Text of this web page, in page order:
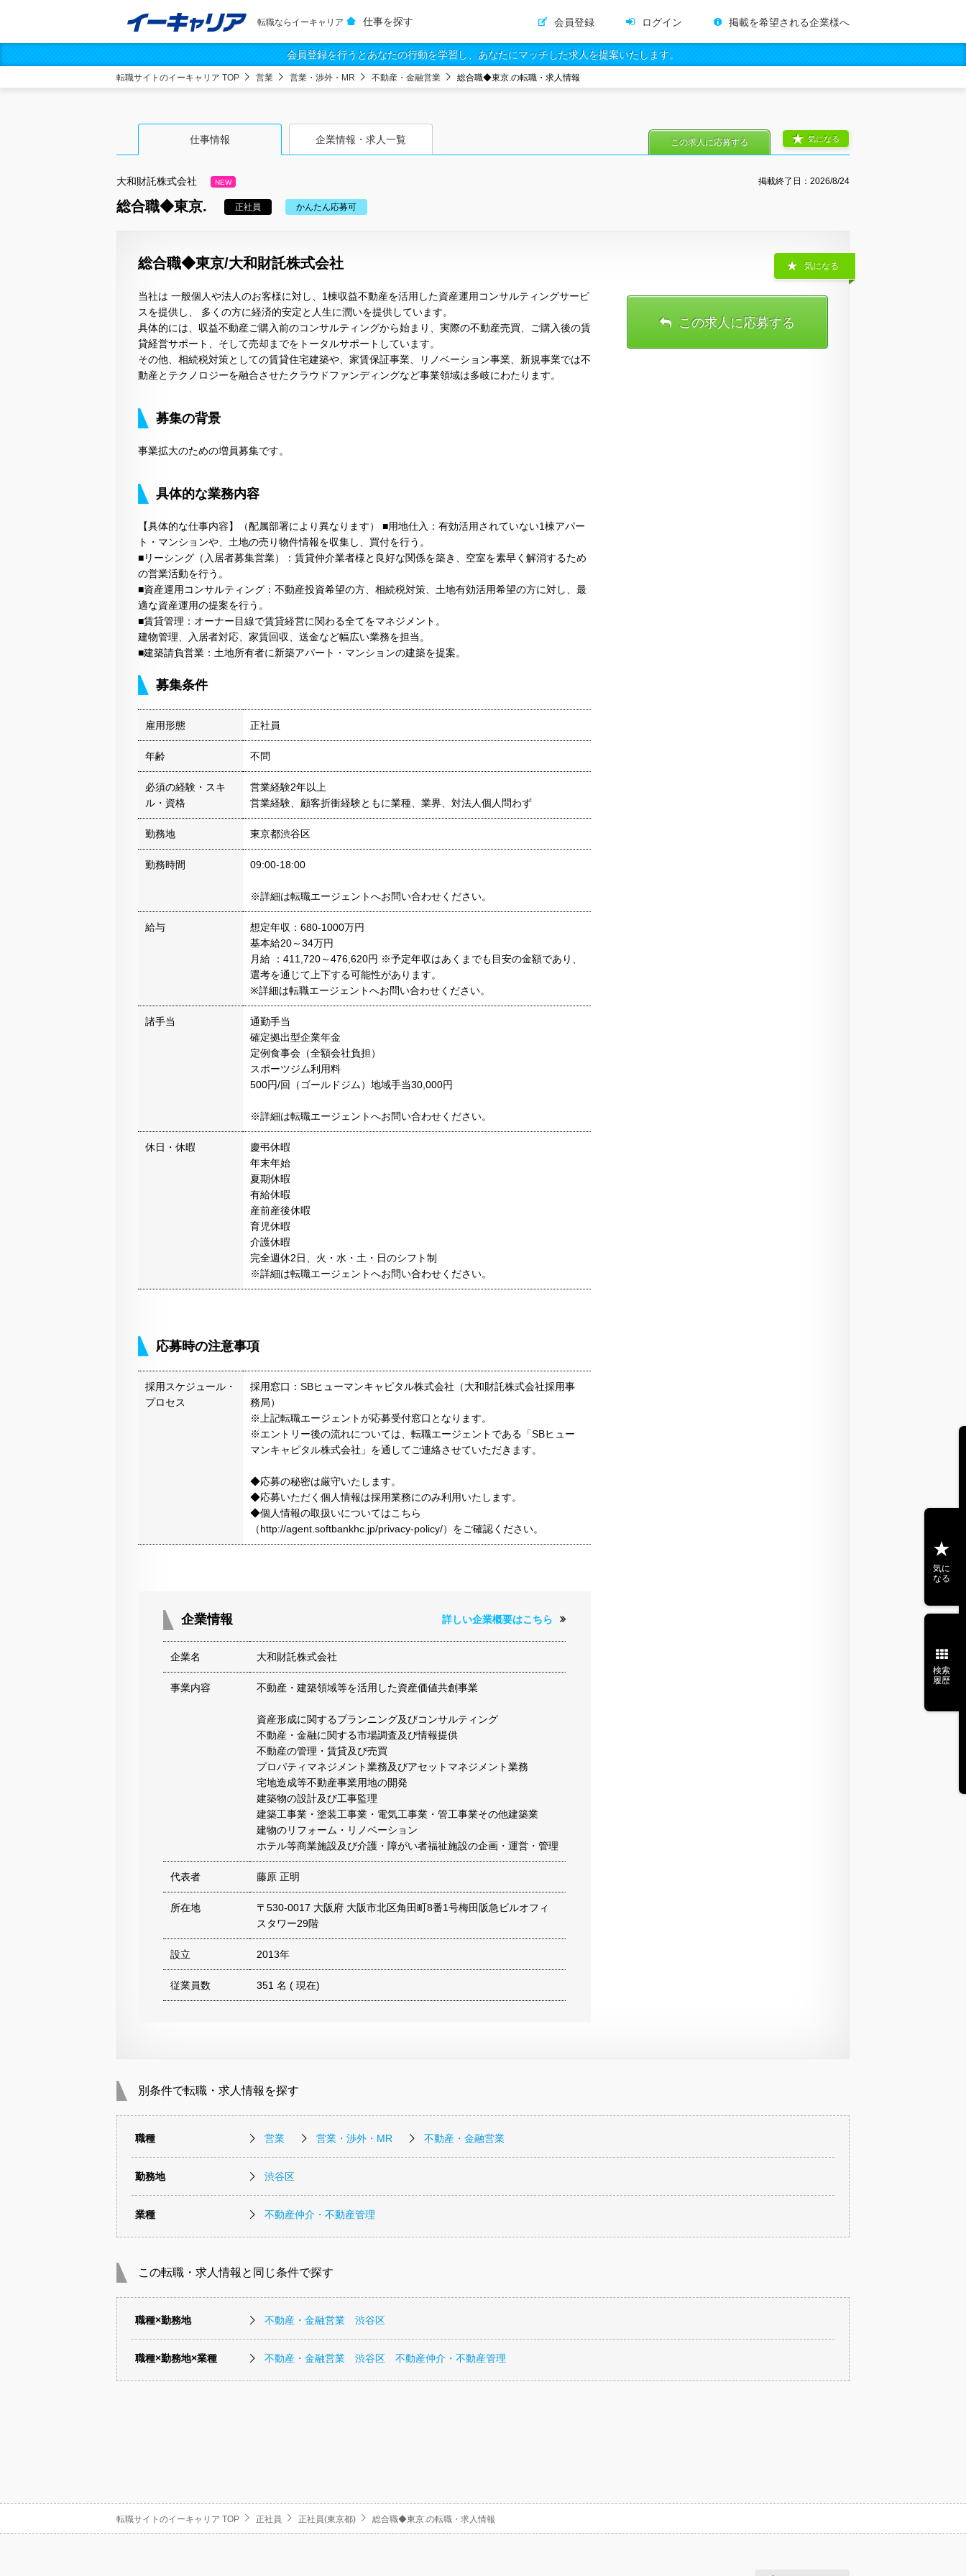
転職ならイーキャリア 仕事を探す 会員登録 ログイン 掲載を希望される企業様へ
会員登録を行うとあなたの行動を学習し、あなたにマッチした求人を提案いたします。
転職サイトのイーキャリア TOP 営業 営業・渉外・MR 不動産・金融営業 総合職◆東京.の転職・求人情報
仕事情報 企業情報・求人一覧
大和財託株式会社 NEW 掲載終了日： 2026/8/24
総合職◆東京. 正社員 かんたん応募可
気になる
この求人に応募する
総合職◆東京/大和財託株式会社
当社は 一般個人や法人のお客様に対し、1棟収益不動産を活用した資産運用コンサルティングサービ
スを提供し、 多くの方に経済的安定と人生に潤いを提供しています。
具体的には、収益不動産ご購入前のコンサルティングから始まり、実際の不動産売買、ご購入後の賃
貸経営サポート、そして売却までをトータルサポートしています。
その他、相続税対策としての賃貸住宅建築や、家賃保証事業、リノベーション事業、新規事業では不
動産とテクノロジーを融合させたクラウドファンディングなど事業領域は多岐にわたります。
募集の背景
事業拡大のための増員募集です。
具体的な業務内容
【具体的な仕事内容】（配属部署により異なります） ■用地仕入：有効活用されていない1棟アパー
ト・マンションや、土地の売り物件情報を収集し、買付を行う。
■リーシング（入居者募集営業）：賃貸仲介業者様と良好な関係を築き、空室を素早く解消するため
の営業活動を行う。
■資産運用コンサルティング：不動産投資希望の方、相続税対策、土地有効活用希望の方に対し、最
適な資産運用の提案を行う。
■賃貸管理：オーナー目線で賃貸経営に関わる全てをマネジメント。
建物管理、入居者対応、家賃回収、送金など幅広い業務を担当。
■建築請負営業：土地所有者に新築アパート・マンションの建築を提案。
募集条件
雇用形態 正社員
年齢 不問
必須の経験・スキ
ル・資格
営業経験2年以上
営業経験、顧客折衝経験ともに業種、業界、対法人個人問わず
勤務地 東京都渋谷区
勤務時間 09:00-18:00
※詳細は転職エージェントへお問い合わせください。
給与
想定年収：680-1000万円
基本給20～34万円
月給 ：411,720～476,620円 ※予定年収はあくまでも目安の金額であり、
選考を通じて上下する可能性があります。
※詳細は転職エージェントへお問い合わせください。
諸手当
通勤手当
確定拠出型企業年金
定例食事会（全額会社負担）
スポーツジム利用料
500円/回（ゴールドジム）地域手当30,000円
※詳細は転職エージェントへお問い合わせください。
休日・休暇
慶弔休暇
年末年始
夏期休暇
有給休暇
産前産後休暇
育児休暇
介護休暇
完全週休2日、火・水・土・日のシフト制
※詳細は転職エージェントへお問い合わせください。
応募時の注意事項
採用スケジュール・
プロセス
採用窓口：SBヒューマンキャピタル株式会社（大和財託株式会社採用事
務局）
※上記転職エージェントが応募受付窓口となります。
※エントリー後の流れについては、転職エージェントである「SBヒュー
マンキャピタル株式会社」を通してご連絡させていただきます。
◆応募の秘密は厳守いたします。
◆応募いただく個人情報は採用業務にのみ利用いたします。
◆個人情報の取扱いについてはこちら
（http://agent.softbankhc.jp/privacy-policy/）をご確認ください。
企業情報 詳しい企業概要はこちら
企業名 大和財託株式会社
事業内容 不動産・建築領域等を活用した資産価値共創事業
資産形成に関するプランニング及びコンサルティング
不動産・金融に関する市場調査及び情報提供
不動産の管理・賃貸及び売買
プロパティマネジメント業務及びアセットマネジメント業務
宅地造成等不動産事業用地の開発
建築物の設計及び工事監理
建築工事業・塗装工事業・電気工事業・管工事業その他建築業
建物のリフォーム・リノベーション
ホテル等商業施設及び介護・障がい者福祉施設の企画・運営・管理
代表者 藤原 正明
所在地
〒530-0017 大阪府 大阪市北区角田町8番1号梅田阪急ビルオフィ
スタワー29階
設立 2013年
従業員数 351 名 ( 現在)
気になる
この求人に応募する
別条件で転職・求人情報を探す
職種 営業 営業・渉外・MR 不動産・金融営業
勤務地 渋谷区
業種 不動産仲介・不動産管理
この転職・求人情報と同じ条件で探す
職種×勤務地 不動産・金融営業 渋谷区
職種×勤務地×業種 不動産・金融営業 渋谷区 不動産仲介・不動産管理
転職サイトのイーキャリア TOP 正社員 正社員(東京都) 総合職◆東京.の転職・求人情報
気に
なる
検索
履歴